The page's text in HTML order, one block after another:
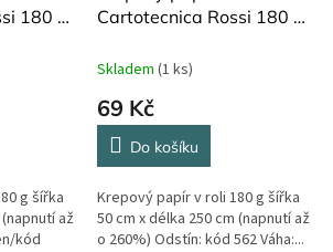
180 g
g šířka
až
kód
Cartotecnica Rossi 180 g
Skladem (1 ks)
69 Kč
Do košíku
Krepový papír v roli 180 g šířka
50 cm x délka 250 cm (napnutí až
o 260%) Odstín: kód 562 Váha:...